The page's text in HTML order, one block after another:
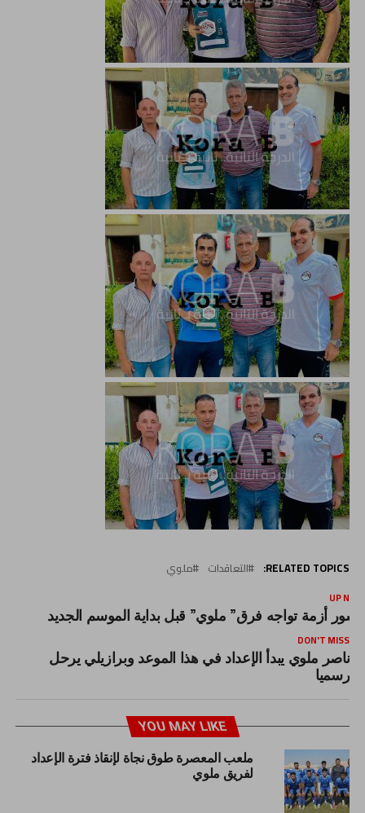
RELATED TOPICS: التعاقدات ملوي
UP
أزمة تواجه فرق” ملوي” قبل بداية الموسم الجديد
DON'T MISS
ناصر ملوي يبدأ الإعداد في هذا الموعد وبرازيلي يرحل
رسميا
YOU MAY LIKE
ملعب المعصرة طوق نجاة لإنقاذ فترة الإعداد
لفريق ملوي